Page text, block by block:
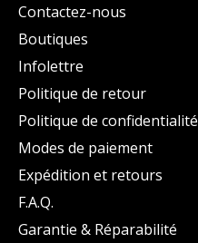
Contactez-nous
Boutiques
Infolettre
Politique de retour
Politique de confidentialité
Modes de paiement
Expédition et retours
F.A.Q.
Garantie & Réparabilité